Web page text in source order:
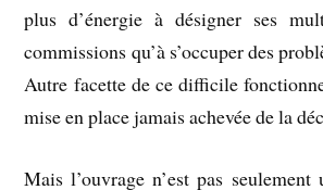
plus d’énergie à désigner ses
commissions qu’à s’occuper des
Autre facette de ce difficile
mise en place jamais achevée de la
Mais l’ouvrage n’est pas seulement